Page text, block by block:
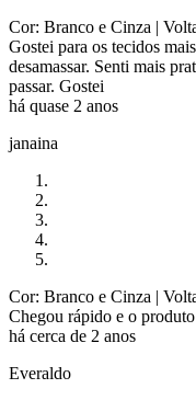
Cor: Branco e Cinza |
Gostei para os tecidos
desamassar. Senti mais
passar. Gostei
há quase 2 anos
janaina
Cor: Branco e Cinza |
Chegou rápido e o
há cerca de 2 anos
Everaldo